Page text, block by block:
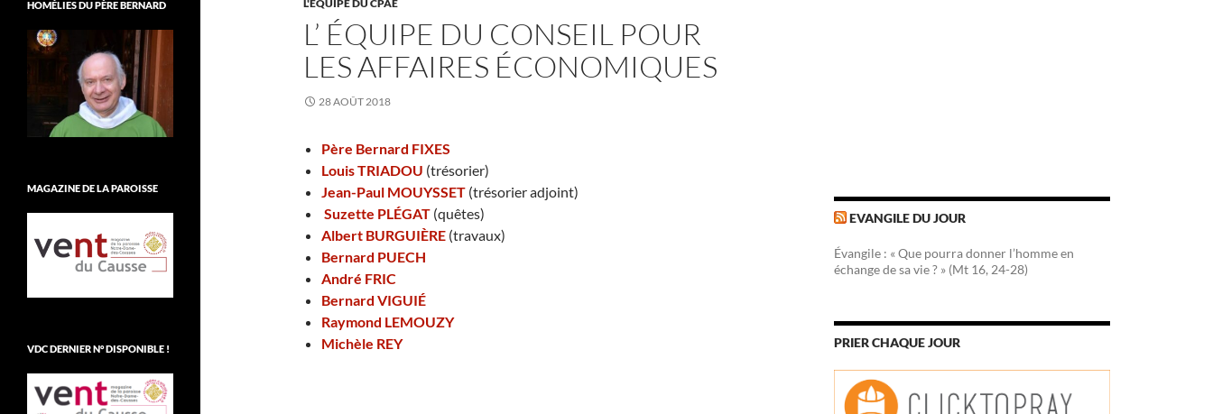
L'ÉQUIPE DU CPAE
L’ ÉQUIPE DU CONSEIL POUR
LES AFFAIRES ÉCONOMIQUES
28 AOÛT 2018
Père Bernard FIXES
Louis TRIADOU (trésorier)
Jean-Paul MOUYSSET (trésorier adjoint)
Suzette PLÉGAT (quêtes)
Albert BURGUIÈRE (travaux)
Bernard PUECH
André FRIC
Bernard VIGUIÉ
Raymond LEMOUZY
Michèle REY
EVANGILE DU JOUR
Évangile : « Que pourra donner l’homme en
échange de sa vie ? » (Mt 16, 24-28)
PRIER CHAQUE JOUR
HOMÉLIES DU PÈRE BERNARD
MAGAZINE DE LA PAROISSE
VDC DERNIER N° DISPONIBLE !